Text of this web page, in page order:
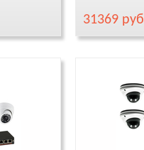
31369 руб